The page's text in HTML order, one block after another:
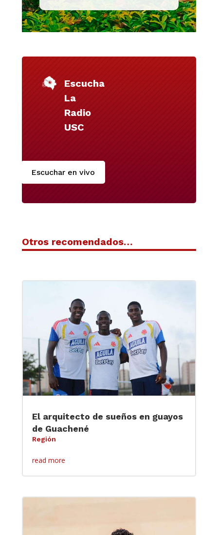
Escucha
La
Radio
USC
Escuchar en vivo
Otros recomendados…
El arquitecto de sueños en guayos
de Guachené
Región
read more